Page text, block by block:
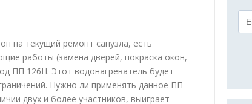
на текущий ремонт санузла, есть
работы (замена дверей, покраска окон,
ПП 126Н. Этот водонагреватель будет
Нужно ли применять данное ПП
двух и более участников, выиграет